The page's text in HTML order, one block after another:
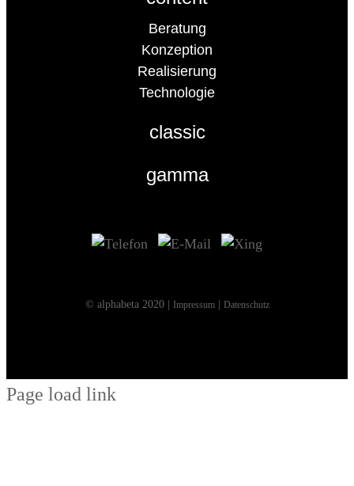
Beratung
Konzeption
Realisierung
Technologie
classic
gamma
© alphabeta 2020 | Impressum| Datenschutz
Page load link